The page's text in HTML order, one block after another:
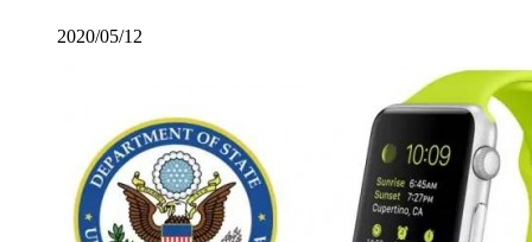
2020/05/12